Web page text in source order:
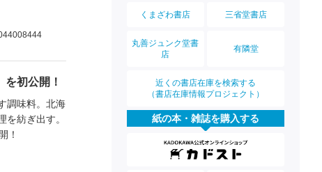
初公開！
調味料。北海
紡ぎ出す。
！
くまざわ書店 三省堂書店
丸善ジュンク堂書
店
有隣堂
近くの書店在庫を検索する
（書店在庫情報プロジェクト）
紙の本・雑誌を購入する